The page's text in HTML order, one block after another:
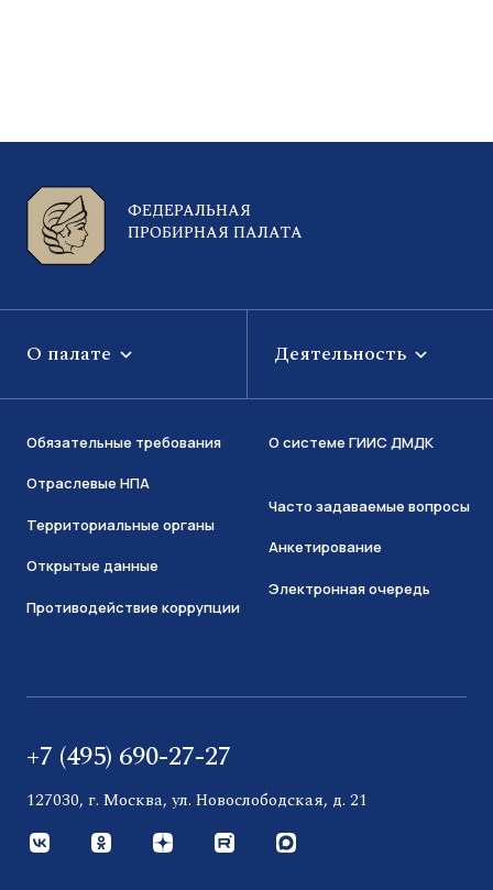
ФЕДЕРАЛЬНАЯ
ПРОБИРНАЯ ПАЛАТА
О палате Деятельность
Обязательные требования
Отраслевые НПА
Территориальные органы
Открытые данные
Противодействие коррупции
О системе ГИИС ДМДК
Часто задаваемые вопросы
Анкетирование
Электронная очередь
+7 (495) 690-27-27
127030, г. Москва, ул. Новослободская, д. 21